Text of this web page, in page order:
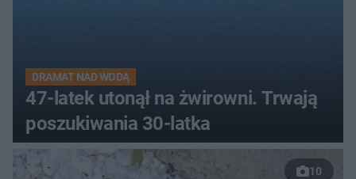
DRAMAT NAD WODĄ
47-latek utonął na żwirowni. Trwają
poszukiwania 30-latka
10